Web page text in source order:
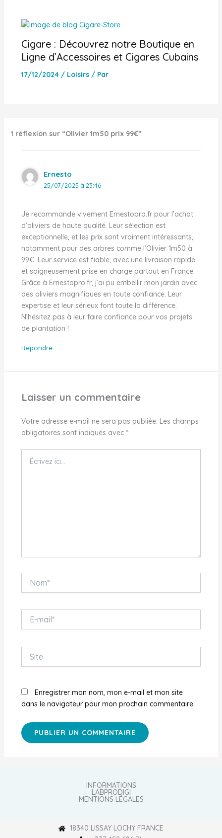
Cigare : Découvrez notre Boutique en
Ligne d’Accessoires et Cigares Cubains
17/12/2024 / Loisirs/ Par
1 réflexion sur “Olivier 1m50 prix 99€”
Ernesto
25/07/2025 à 23:46
Je recommande vivement Ernestopro.fr pour l’achat
d’oliviers de haute qualité. Leur sélection est
exceptionnelle, et les prix sont vraiment intéressants,
notamment pour des arbres comme l’Olivier 1m50 à
99€. Leur service est fiable, avec une livraison rapide
et soigneusement prise en charge partout en France.
Grâce à Ernestopro.fr, j’ai pu embellir mon jardin avec
des oliviers magnifiques en toute confiance. Leur
expertise et leur sérieux font toute la différence.
N’hésitez pas à leur faire confiance pour vos projets
de plantation !
Répondre
Laisser un commentaire
Votre adresse e-mail ne sera pas publiée. Les champs
obligatoires sont indiqués avec *
ici…
mail*
Enregistrer mon nom, mon e-mail et mon site
dans le navigateur pour mon prochain commentaire.
INFORMATIONS
LABPRODIGI
MENTIONS LÉGALES
18340 LISSAY LOCHY FRANCE